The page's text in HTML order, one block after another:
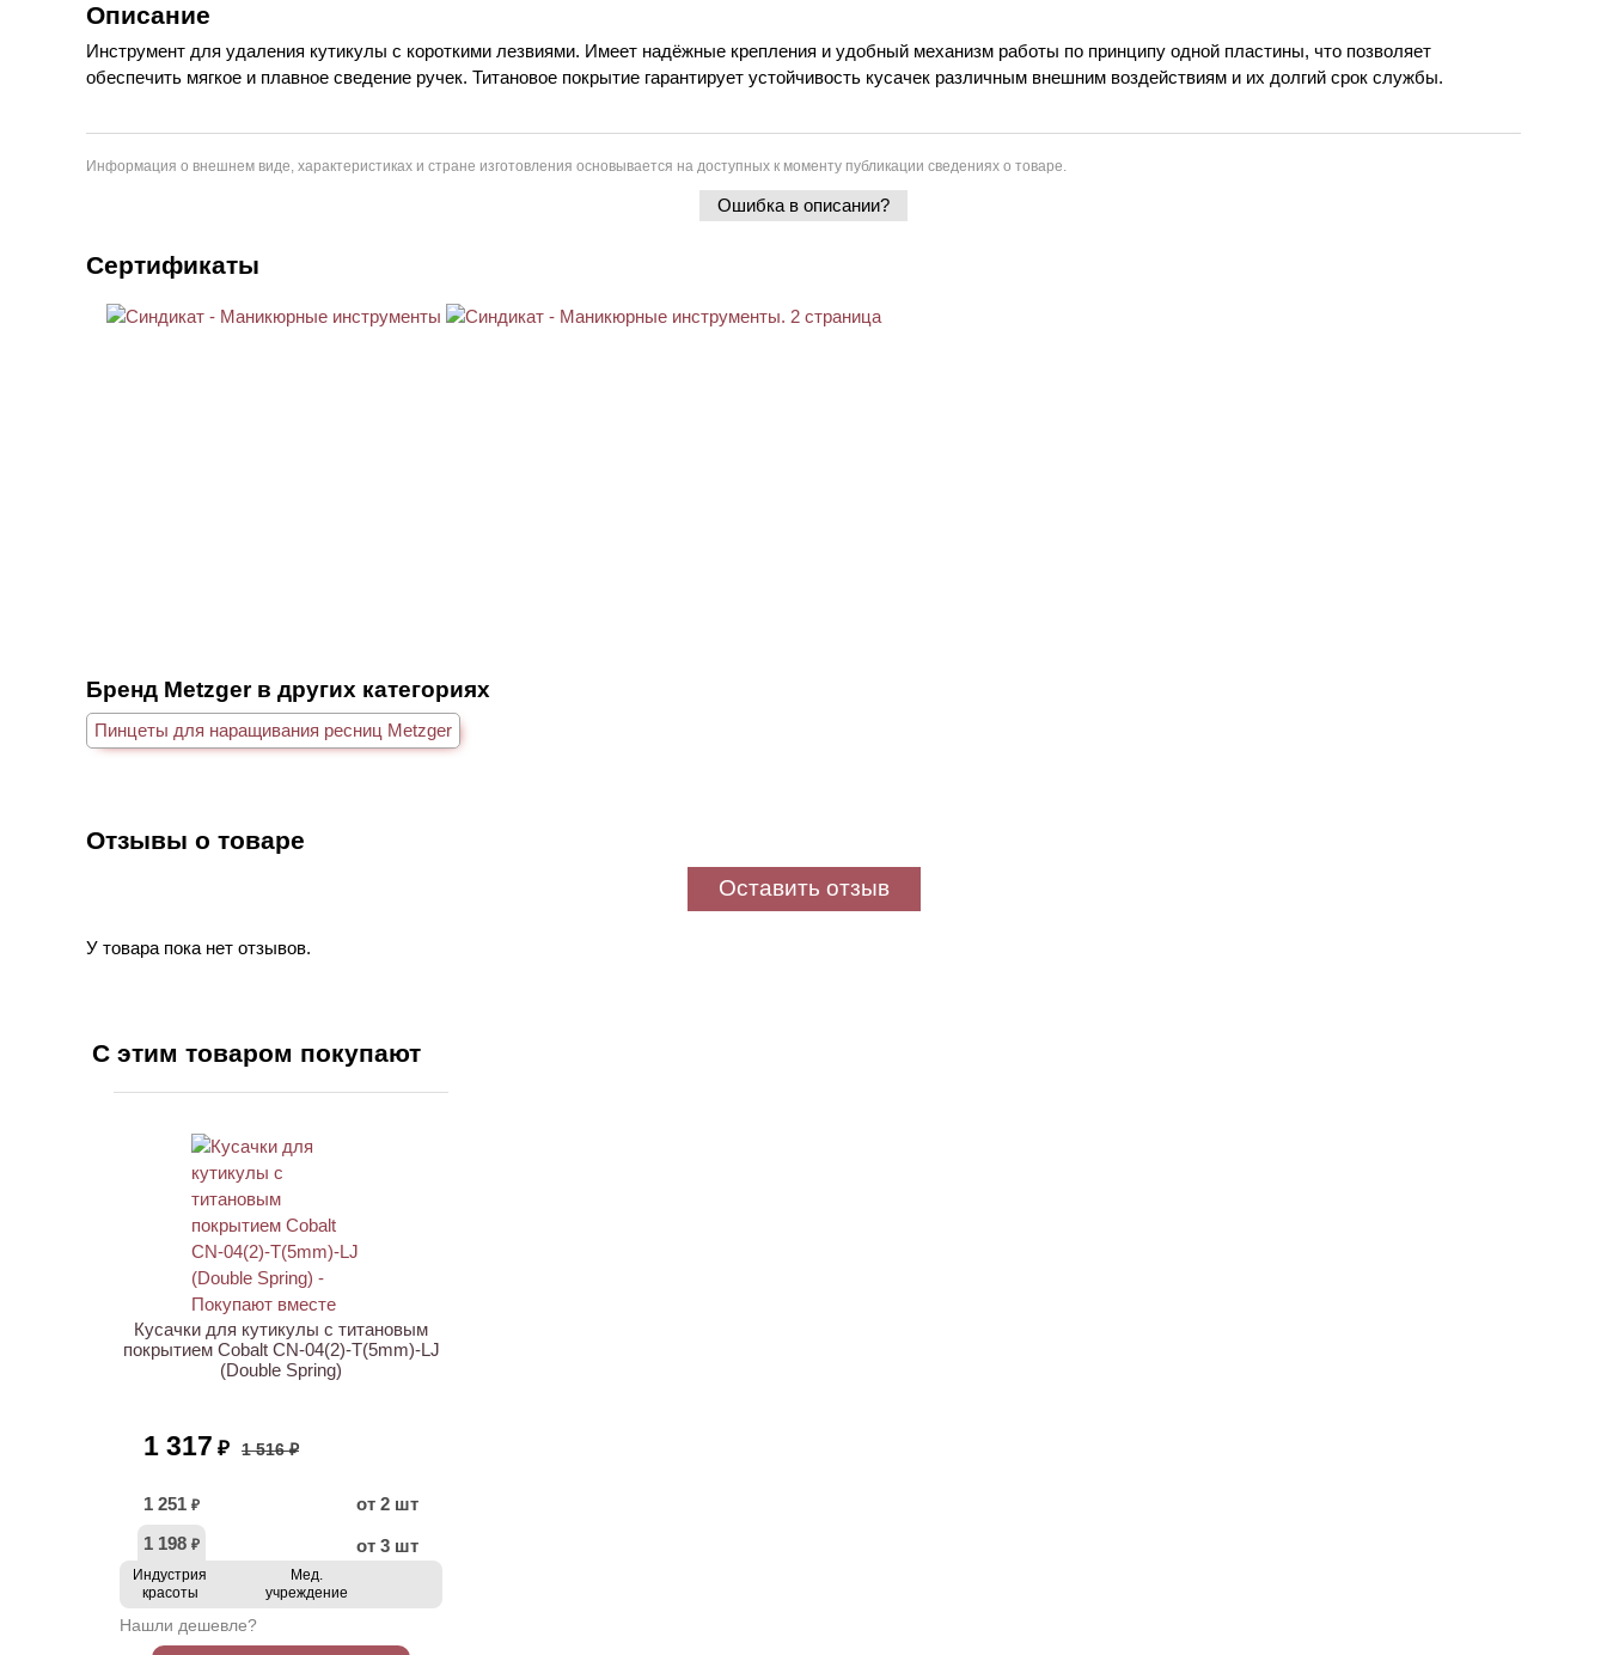
Описание
Инструмент для удаления кутикулы с короткими лезвиями. Имеет надёжные крепления и удобный механизм работы по принципу одной пластины, что позволяет
обеспечить мягкое и плавное сведение ручек. Титановое покрытие гарантирует устойчивость кусачек различным внешним воздействиям и их долгий срок службы.
Информация о внешнем виде, характеристиках и стране изготовления основывается на доступных к моменту публикации сведениях о товаре.
Ошибка в описании?
Сертификаты
Бренд Metzger в других категориях
Пинцеты для наращивания ресниц Metzger
Отзывы о товаре
Оставить отзыв
У товара пока нет отзывов.
С этим товаром покупают
Кусачки для кутикулы с титановым
покрытием Cobalt CN-04(2)-T(5mm)-LJ
(Double Spring)
1 317 ₽ 1 516 ₽
1 251 ₽
от 2 шт
1 198 ₽ от 3 шт
Индустрия
красоты
Мед.
учреждение
Нашли дешевле?